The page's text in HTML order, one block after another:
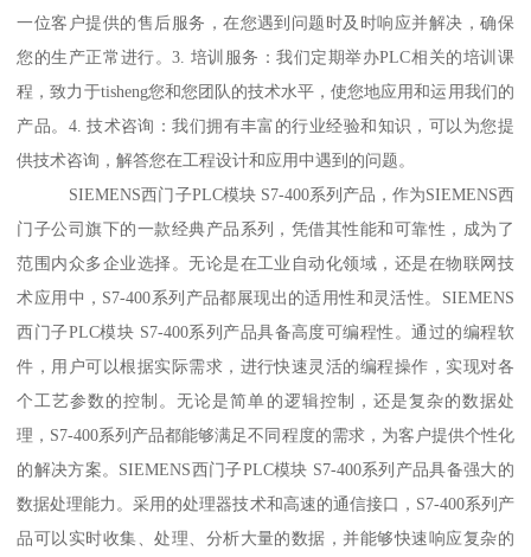
一位客户提供的售后服务，在您遇到问题时及时响应并解决，确保
您的生产正常进行。3. 培训服务：我们定期举办PLC相关的培训课
程，致力于tisheng您和您团队的技术水平，使您地应用和运用我们的
产品。4. 技术咨询：我们拥有丰富的行业经验和知识，可以为您提
供技术咨询，解答您在工程设计和应用中遇到的问题。
SIEMENS西门子PLC模块 S7-400系列产品，作为SIEMENS西
门子公司旗下的一款经典产品系列，凭借其性能和可靠性，成为了
范围内众多企业选择。无论是在工业自动化领域，还是在物联网技
术应用中，S7-400系列产品都展现出的适用性和灵活性。SIEMENS
西门子PLC模块 S7-400系列产品具备高度可编程性。通过的编程软
件，用户可以根据实际需求，进行快速灵活的编程操作，实现对各
个工艺参数的控制。无论是简单的逻辑控制，还是复杂的数据处
理，S7-400系列产品都能够满足不同程度的需求，为客户提供个性化
的解决方案。SIEMENS西门子PLC模块 S7-400系列产品具备强大的
数据处理能力。采用的处理器技术和高速的通信接口，S7-400系列产
品可以实时收集、处理、分析大量的数据，并能够快速响应复杂的